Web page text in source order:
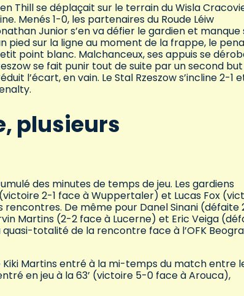
Thill se déplaçait sur le terrain du Wisla
Menés 1-0, les partenaires du Roude Léiw
Junior s’en va défier le gardien et manque
pied sur la ligne au moment de la frappe, le
point blanc. Malchanceux, ses appuis se
se fait punir tout de suite par un second
l’écart, en vain. Le Stal Rzeszow s’incline 2-1
plusieurs
des minutes de temps de jeu. Les gardiens
2-1 face à Wuppertaler) et Lucas Fox
rencontres. De même pour Danel Sinani (défaite
Martins (2-2 face à Lucerne) et Eric Veiga
totalité de la rencontre face à l’OFK
Kiki Martins entré à la mi-temps du match entre
en jeu à la 63’ (victoire 5-0 face à Arouca),